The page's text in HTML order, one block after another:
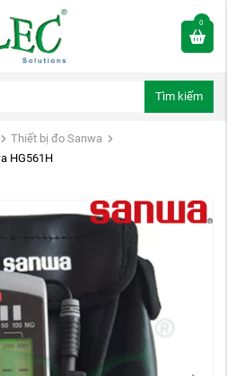
0
Tìm kiếm
Thiết bị đo Sanwa
HG561H